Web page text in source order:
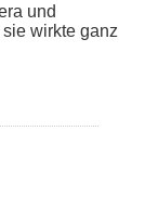
und
wirkte ganz